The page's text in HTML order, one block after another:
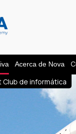
Acerca de Nova
Club de informática